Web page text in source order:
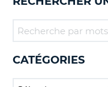
MA
RÉSERVATION
CATÉGORIES